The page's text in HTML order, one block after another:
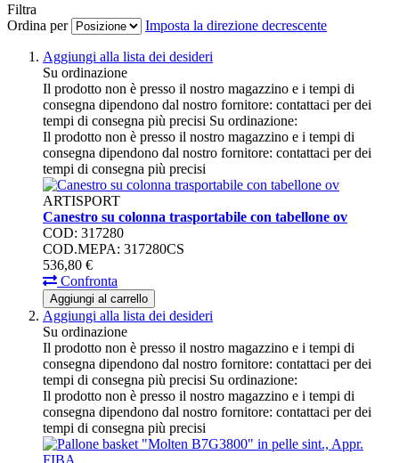
Filtra
Ordina per
Imposta la direzione decrescente
Aggiungi alla lista dei desideri
Su ordinazione
Il prodotto non è presso il nostro magazzino e i tempi di
consegna dipendono dal nostro fornitore: contattaci per dei
tempi di consegna più precisi Su ordinazione:
Il prodotto non è presso il nostro magazzino e i tempi di
consegna dipendono dal nostro fornitore: contattaci per dei
tempi di consegna più precisi
ARTISPORT
Canestro su colonna trasportabile con tabellone ov
COD: 317280
COD.MEPA: 317280CS
536,80 €
Confronta
Aggiungi al carrello
Aggiungi alla lista dei desideri
Su ordinazione
Il prodotto non è presso il nostro magazzino e i tempi di
consegna dipendono dal nostro fornitore: contattaci per dei
tempi di consegna più precisi Su ordinazione:
Il prodotto non è presso il nostro magazzino e i tempi di
consegna dipendono dal nostro fornitore: contattaci per dei
tempi di consegna più precisi